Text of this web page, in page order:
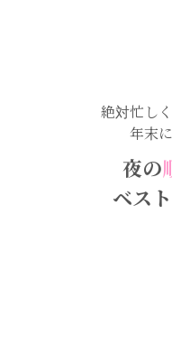
絶対忙し
年末
夜の
ベス